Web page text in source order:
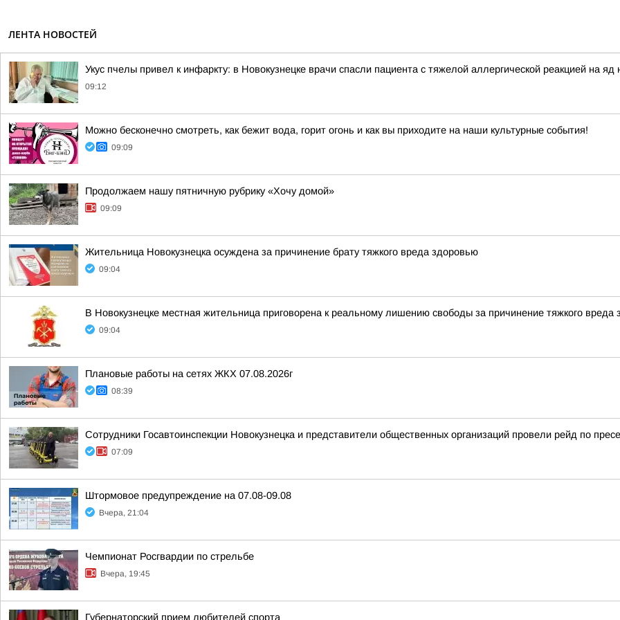
ЛЕНТА НОВОСТЕЙ
Укус пчелы привел к инфаркту: в Новокузнецке врачи спасли пациента с тяжелой аллергической реакцией на яд
09:12
Можно бесконечно смотреть, как бежит вода, горит огонь и как вы приходите на наши культурные события!
09:09
Продолжаем нашу пятничную рубрику «Хочу домой»
09:09
Жительница Новокузнецка осуждена за причинение брату тяжкого вреда здоровью
09:04
В Новокузнецке местная жительница приговорена к реальному лишению свободы за причинение тяжкого вреда
09:04
Плановые работы на сетях ЖКХ 07.08.2026г
08:39
Сотрудники Госавтоинспекции Новокузнецка и представители общественных организаций провели рейд по
07:09
Штормовое предупреждение на 07.08-09.08
Вчера, 21:04
Чемпионат Росгвардии по стрельбе
Вчера, 19:45
Губернаторский прием любителей спорта